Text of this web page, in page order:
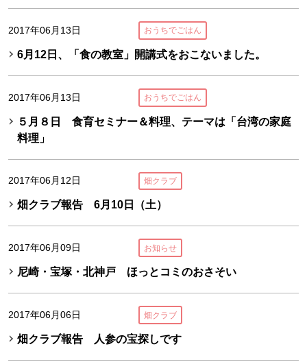
2017年06月13日 おうちでごはん
6月12日、「食の教室」開講式をおこないました。
2017年06月13日 おうちでごはん
５月８日 食育セミナー＆料理、テーマは「台湾の家庭
料理」
2017年06月12日 畑クラブ
畑クラブ報告 6月10日（土）
2017年06月09日 お知らせ
尼崎・宝塚・北神戸 ほっとコミのおさそい
2017年06月06日 畑クラブ
畑クラブ報告 人参の宝探しです